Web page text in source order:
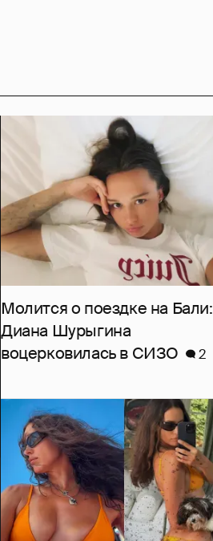
Молится о поездке на Бали:
Диана Шурыгина
воцерковилась в СИЗО
2